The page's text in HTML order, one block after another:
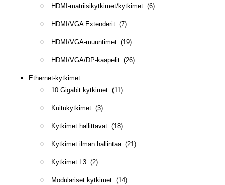
HDMI-matriisikytkimet/kytkimet(6)
HDMI/VGA Extenderit(7)
HDMI/VGA-muuntimet(19)
HDMI/VGA/DP-kaapelit(26)
Ethernet-kytkimet(
10 Gigabit kytkimet(11)
Kuitukytkimet(3)
Kytkimet hallittavat(18)
Kytkimet ilman hallintaa(21)
Kytkimet L3(2)
Modulariset kytkimet(14)